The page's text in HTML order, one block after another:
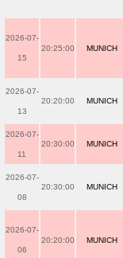
2026-07-
15
20:25:00 MUNICH
2026-07-
13
20:20:00 MUNICH
2026-07-
11
20:30:00 MUNICH
2026-07-
08
20:30:00 MUNICH
2026-07-
06
20:20:00 MUNICH